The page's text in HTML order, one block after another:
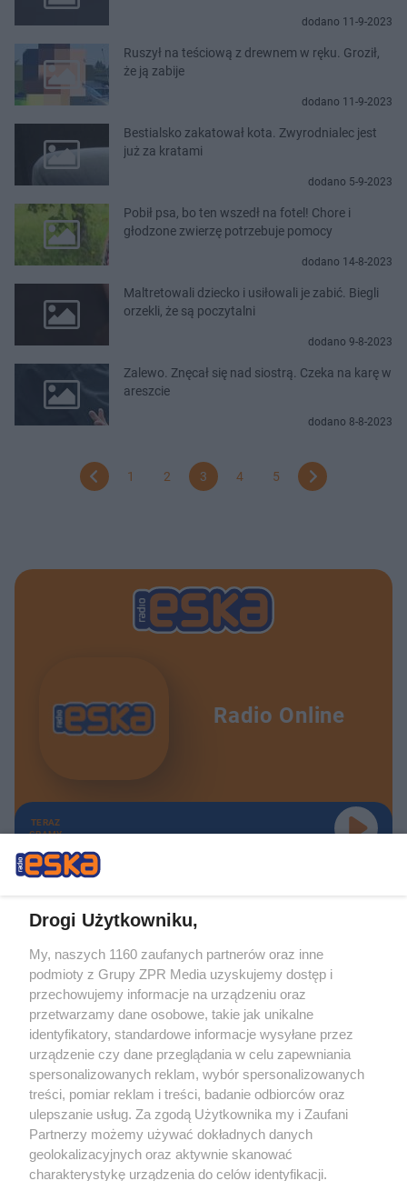
dodano 11-9-2023
Ruszył na teściową z drewnem w ręku. Groził,
że ją zabije
dodano 11-9-2023
Bestialsko zakatował kota. Zwyrodnialec jest
już za kratami
dodano 5-9-2023
Pobił psa, bo ten wszedł na fotel! Chore i
głodzone zwierzę potrzebuje pomocy
dodano 14-8-2023
Maltretowali dziecko i usiłowali je zabić. Biegli
orzekli, że są poczytalni
dodano 9-8-2023
Zalewo. Znęcał się nad siostrą. Czeka na karę w
areszcie
dodano 8-8-2023
1 2 3 4 5
Radio Online
TERAZ
GRAMY
Żaden utwór zamieszczony w serwisie nie może być powielany i
rozpowszechniany lub dalej rozpowszechniany w jakikolwiek sposób (w
tym także elektroniczny lub mechaniczny) na jakimkolwiek polu
eksploatacji w jakiejkolwiek formie, włącznie z umieszczaniem w Internecie
bez pisemnej zgody właściciela praw. Jakiekolwiek użycie lub
wykorzystanie utworów w całości lub w części z naruszeniem prawa, tzn.
bez właściwej zgody, jest zabronione pod groźbą kary i może być ścigane
prawnie.
Drogi Użytkowniku,
My, naszych 1160 zaufanych partnerów oraz inne
podmioty z Grupy ZPR Media uzyskujemy dostęp i
przechowujemy informacje na urządzeniu oraz
przetwarzamy dane osobowe, takie jak unikalne
identyfikatory, standardowe informacje wysyłane przez
urządzenie czy dane przeglądania w celu zapewniania
spersonalizowanych reklam, wybór spersonalizowanych
treści, pomiar reklam i treści, badanie odbiorców oraz
ulepszanie usług. Za zgodą Użytkownika my i Zaufani
Partnerzy możemy używać dokładnych danych
geolokalizacyjnych oraz aktywnie skanować
charakterystykę urządzenia do celów identyfikacji.